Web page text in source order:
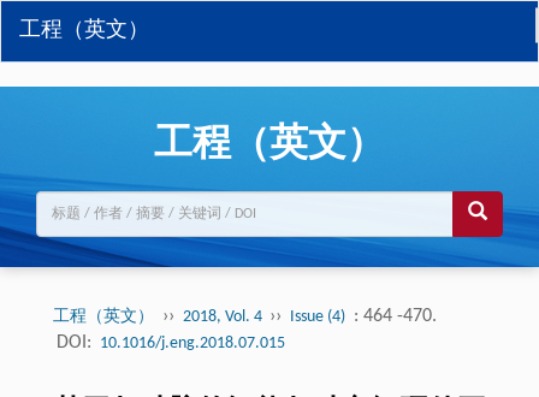
工程（英文）
工程（英文）
工程（英文） ›› 2018, Vol. 4 ›› Issue (4) : 464 -470.
DOI: 10.1016/j.eng.2018.07.015